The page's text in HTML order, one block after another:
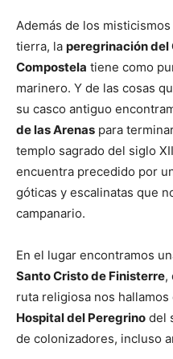
Además de los
tierra, la peregrinación del
Compostela tiene como
marinero. Y de las cosas
su casco antiguo
de las Arenas para
templo sagrado del siglo
encuentra precedido por
góticas y escalinatas que
campanario.
En el lugar encontramos
Santo Cristo de Finisterre,
ruta religiosa nos
Hospital del Peregrino del
de colonizadores, incluso